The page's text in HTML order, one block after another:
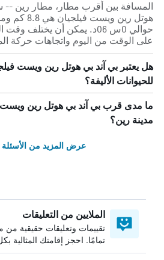
المسافة بين أقرب مطار، مطار رين --
هوتل رين
حوالي 0س 06د. يمكن أن يختلف
على الوقت من اليوم واتجاهات حركة
هل يعتبر بي آند بي هوتل رين ويست
للحيوانات الأليفة؟
ما مدى قرب بي آند بي هوتل رين
مدينة رين؟
عرض المزيد من الأسئلة
الملايين من التعليقات
تقييمات وتعليقات حقيقية من
تمامًا. احجز إقامتك المثالية